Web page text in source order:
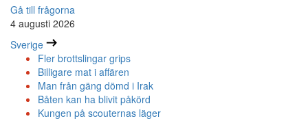
Gå till frågorna
4 augusti 2026
Sverige
Fler brottslingar grips
Billigare mat i affären
Man från gäng dömd i Irak
Båten kan ha blivit påkörd
Kungen på scouternas läger